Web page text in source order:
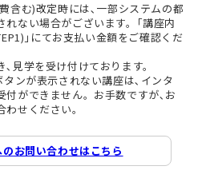
含む)改定時には､一部システムの都
れない場合がございます。｢講座内
｣にてお支払い金額をご確認くだ
見学を受け付けております。
ンが表示されない講座は､インタ
付ができません。お手数ですが､お
せください。
お問い合わせはこちら